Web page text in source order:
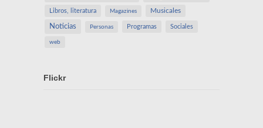
Libros, literatura Magazines Musicales
Noticias Personas Programas Sociales
web
Flickr